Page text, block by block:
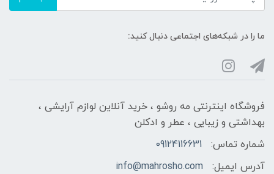
ما را در شبکه‌های اجتماعی دنبال کنید:
فروشگاه اینترنتی مه‌ رو‌شو ، خرید آنلاین لوازم آرایشی ،
بهداشتی و زیبایی ، عطر و ادکلن
شماره تماس:
09124116631
آدرس ایمیل:
info@mahrosho.com